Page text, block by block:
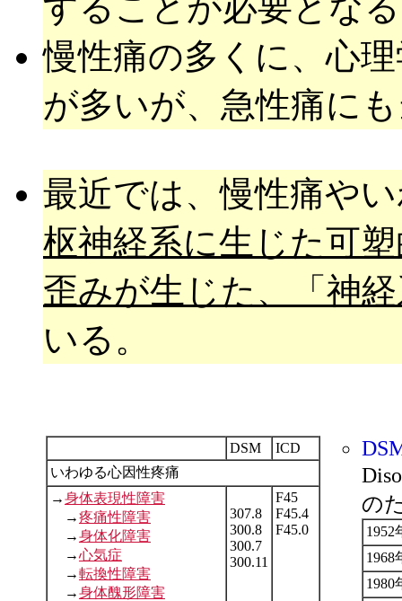
慢性痛の多くに、心
が多いが、急性痛に
最近では、慢性痛や
枢神経系に生じた可
歪みが生じた、「神
いる。
DSM
ICD
いわゆる心因性疼痛
→身体表現性障害
→疼痛性障害
→身体化障害
→心気症
→転換性障害
→身体醜形障害
307.8
300.8
300.7
300.11
F45
F45.4
F45.0
の
1952
1968
1980